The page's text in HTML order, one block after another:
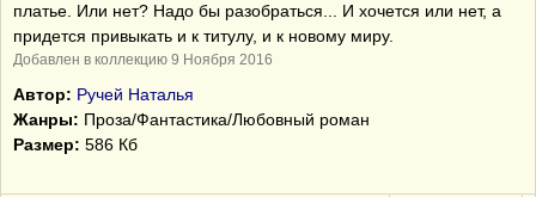
платье. Или нет? Надо бы разобраться... И хочется или нет, а
придется привыкать и к титулу, и к новому миру.
Добавлен в коллекцию 9 Ноября 2016
Автор: Ручей Наталья
Жанры: Проза/Фантастика/Любовный роман
Размер: 586 Кб